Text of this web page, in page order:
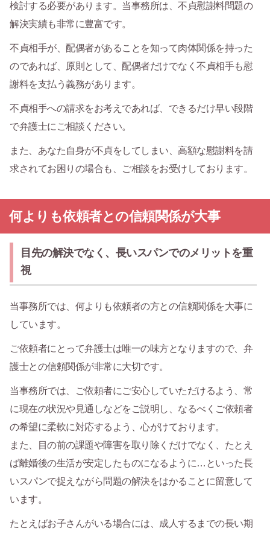
検討する必要があります。当事務所は、不貞慰謝料問題の
解決実績も非常に豊富です。
不貞相手が、配偶者があることを知って肉体関係を持った
のであれば、原則として、配偶者だけでなく不貞相手も慰
謝料を支払う義務があります。
不貞相手への請求をお考えであれば、できるだけ早い段階
で弁護士にご相談ください。
また、あなた自身が不貞をしてしまい、高額な慰謝料を請
求されてお困りの場合も、ご相談をお受けしております。
何よりも依頼者との信頼関係が大事
目先の解決でなく、長いスパンでのメリットを重
視
当事務所では、何よりも依頼者の方との信頼関係を大事に
しています。
ご依頼者にとって弁護士は唯一の味方となりますので、弁
護士との信頼関係が非常に大切です。
当事務所では、ご依頼者にご安心していただけるよう、常
に現在の状況や見通しなどをご説明し、なるべくご依頼者
の希望に柔軟に対応するよう、心がけております。
また、目の前の課題や障害を取り除くだけでなく、たとえ
ば離婚後の生活が安定したものになるように…といった長
いスパンで捉えながら問題の解決をはかることに留意して
います。
たとえばお子さんがいる場合には、成人するまでの長い期